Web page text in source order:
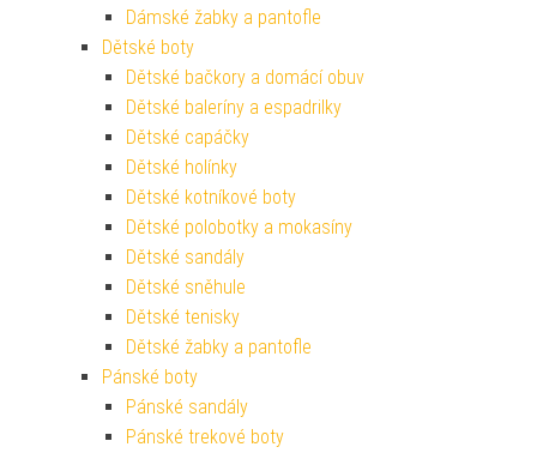
Dámské žabky a pantofle
Dětské boty
Dětské bačkory a domácí obuv
Dětské baleríny a espadrilky
Dětské capáčky
Dětské holínky
Dětské kotníkové boty
Dětské polobotky a mokasíny
Dětské sandály
Dětské sněhule
Dětské tenisky
Dětské žabky a pantofle
Pánské boty
Pánské sandály
Pánské trekové boty